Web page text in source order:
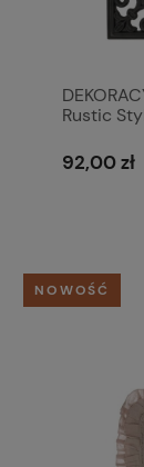
Rustic
92,00 zł
NOWOŚĆ